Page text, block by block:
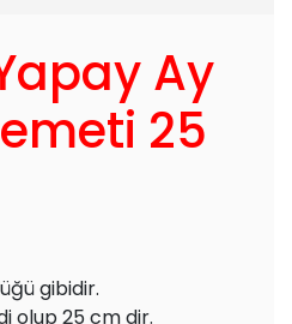
Ay
25
gibidir.
olup 25 cm dir.